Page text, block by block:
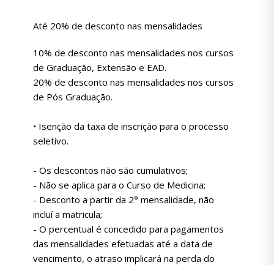
Até 20% de desconto nas mensalidades
10% de desconto nas mensalidades nos cursos
de Graduação, Extensão e EAD.
20% de desconto nas mensalidades nos cursos
de Pós Graduação.
• Isenção da taxa de inscrição para o processo
seletivo.
- Os descontos não são cumulativos;
- Não se aplica para o Curso de Medicina;
- Desconto a partir da 2° mensalidade, não
incluí a matricula;
- O percentual é concedido para pagamentos
das mensalidades efetuadas até a data de
vencimento, o atraso implicará na perda do